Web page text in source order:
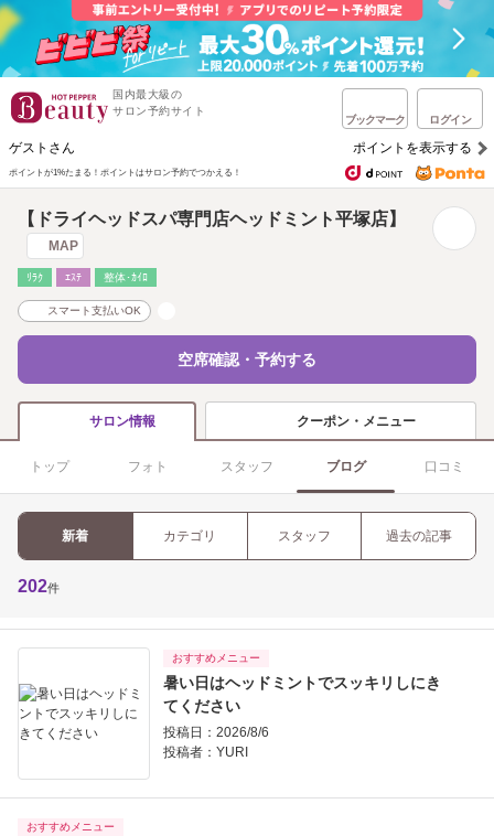
国内最大級の
サロン予約サイト
ブックマーク ログイン
ゲストさん ポイントを表示する
ポイントが1%たまる！ ポイントはサロン予約でつかえる！
【ドライヘッドスパ専門店ヘッドミント平塚店】
MAP
ﾘﾗｸ ｴｽﾃ 整体･ｶｲﾛ
スマート支払いOK
空席確認・予約する
サロン情報 クーポン・メニュー
トップ フォト スタッフ ブログ 口コミ
新着 カテゴリ スタッフ 過去の記事
202件
おすすめメニュー
暑い日はヘッドミントでスッキリしにき
てください
投稿日：2026/8/6
投稿者： YURI
おすすめメニュー